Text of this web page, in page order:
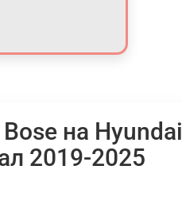
на Hyundai
2019-2025